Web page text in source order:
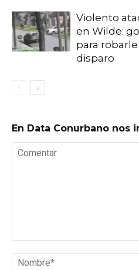
Violento
en Wilde:
para
disparo
En Data Conurbano nos